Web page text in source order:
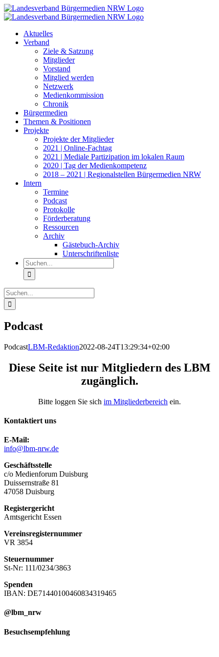
Zum
Inhalt
Aktuelles
Verband
Ziele & Satzung
Mitglieder
Vorstand
Mitglied werden
Netzwerk
Medienkommission
Chronik
Bürgermedien
Themen & Positionen
Projekte
Projekte der Mitglieder
2021 | Online-Fachtag
2021 | Mediale Partizipation im lokalen Raum
2020 | Tag der Medienkompetenz
2018 – 2021 | Regionalstellen Bürgermedien NRW
Intern
Termine
Podcast
Protokolle
Förderberatung
Ressourcen
Archiv
Gästebuch-Archiv
Unterschriftenliste
Suche
nach:
Suche
nach:
Podcast
PodcastLBM-Redaktion2022-08-24T13:29:34+02:00
Diese Seite ist nur Mitgliedern des LBM
zugänglich.
Bitte loggen Sie sich im Mitgliederbereich ein.
Kontaktiert uns
E-Mail:
info@lbm-nrw.de
Geschäftsstelle
c/o Medienforum Duisburg
Duissernstraße 81
47058 Duisburg
Registergericht
Amtsgericht Essen
Vereinsregisternummer
VR 3854
Steuernummer
St-Nr: 111/0234/3863
Spenden
IBAN: DE71440100460834319465
@lbm_nrw
Besuchsempfehlung